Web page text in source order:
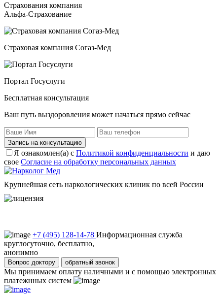
Страхования компания
Альфа-Страхование
Страховая компания Согаз-Мед
Портал Госуслуги
Бесплатная консультация
Ваш путь выздоровления может начаться прямо сейчас
Запись на консультацию
Я ознакомлен(а) с Политикой конфиденциальности и даю
свое Согласие на обработку персональных данных
Крупнейшая сеть наркологических клиник по всей России
+7 (495) 128-14-78 Информационная служба
круглосуточно, бесплатно,
анонимно
Вопрос доктору обратный звонок
Мы принимаем оплату наличными и с помощью электронных
платежнных систем